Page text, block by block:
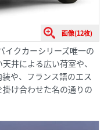
画像(12枚)
イクカーシリーズ唯一の
井による広い荷室や、
や、フランス語のエス
け合わせた名の通りの